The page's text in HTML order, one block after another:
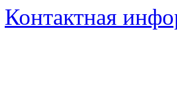
Контактная